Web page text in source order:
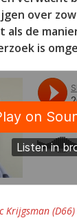
over
als de
is
Krijgsman